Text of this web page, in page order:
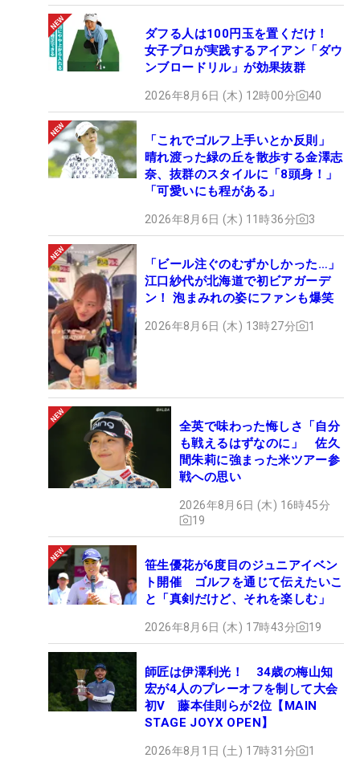
ダフる人は100円玉を置くだけ！
女子プロが実践するアイアン「ダウ
ンブロードリル」が効果抜群
2026年8月6日 (木) 12時00分 40
「これでゴルフ上手いとか反則」
晴れ渡った緑の丘を散歩する金澤志
奈、抜群のスタイルに「8頭身！」
「可愛いにも程がある」
2026年8月6日 (木) 11時36分 3
「ビール注ぐのむずかしかった…」
江口紗代が北海道で初ビアガーデ
ン！ 泡まみれの姿にファンも爆笑
2026年8月6日 (木) 13時27分 1
全英で味わった悔しさ「自分
も戦えるはずなのに」 佐久
間朱莉に強まった米ツアー参
戦への思い
2026年8月6日 (木) 16時45分
19
笹生優花が6度目のジュニアイベン
ト開催 ゴルフを通じて伝えたいこ
と「真剣だけど、それを楽しむ」
2026年8月6日 (木) 17時43分 19
師匠は伊澤利光！ 34歳の梅山知
宏が4人のプレーオフを制して大会
初V 藤本佳則らが2位【MAIN
STAGE JOYX OPEN】
2026年8月1日 (土) 17時31分 1